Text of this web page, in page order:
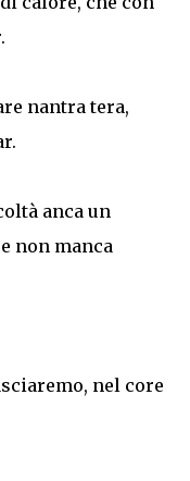
nantra tera,
anca un
non manca
nel core